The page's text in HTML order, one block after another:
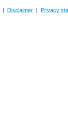
| Disclaimer | Privacy